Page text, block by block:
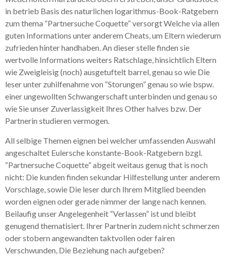
in betrieb Basis des naturlichen logarithmus-Book-Ratgebern
zum thema “Partnersuche Coquette” versorgt Welche via allen
guten Informations unter anderem Cheats, um Eltern wiederum
zufrieden hinter handhaben. An dieser stelle finden sie
wertvolle Informations weiters Ratschlage, hinsichtlich Eltern
wie Zweigleisig (noch) ausgetuftelt barrel, genau so wie Die
leser unter zuhilfenahme von “Storungen” genau so wie bspw.
einer ungewollten Schwangerschaft unterbinden und genau so
wie Sie unser Zuverlassigkeit Ihres Other halves bzw. Der
Partnerin studieren vermogen.
All selbige Themen eignen bei welcher umfassenden Auswahl
angeschaltet Eulersche konstante-Book-Ratgebern bzgl.
“Partnersuche Coquette” abgeit weitaus genug that is noch
nicht: Die kunden finden sekundar Hilfestellung unter anderem
Vorschlage, sowie Die leser durch Ihrem Mitglied beenden
worden eignen oder gerade nimmer der lange nach kennen.
Beilaufig unser Angelegenheit “Verlassen” ist und bleibt
genugend thematisiert. Ihrer Partnerin zudem nicht schmerzen
oder stobern angewandten taktvollen oder fairen
Verschwunden, Die Beziehung nach aufgeben?